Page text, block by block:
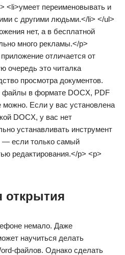
немало. Даже
научиться делать
файлов. Однако сделать